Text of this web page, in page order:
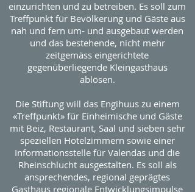
einzurichten und zu betreiben. Es soll zum
Treffpunkt für Bevölkerung und Gäste aus
nah und fern um- und ausgebaut werden
und das bestehende, nicht mehr
zeitgemäss eingerichtete
gegenüberliegende Kleingasthaus
ablösen.
Die Stiftung will das Engihuus zu einem
«Treffpunkt» für Einheimische und Gäste
mit Beiz, Restaurant, Saal und sieben sehr
speziellen Hotelzimmern sowie einer
Informationsstelle für Valendas und die
Rheinschlucht ausgestalten. Es soll als
ansprechendes, regional geprägtes
Gasthaus regionale Entwicklungsimpulse